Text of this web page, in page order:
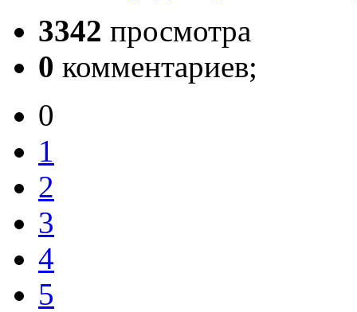
3342 просмотра
0 комментариев;
0
1
2
3
4
5